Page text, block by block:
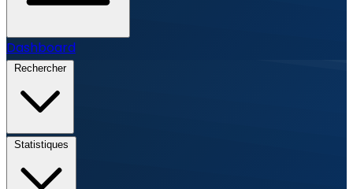
Dashboard
Rechercher
Statistiques